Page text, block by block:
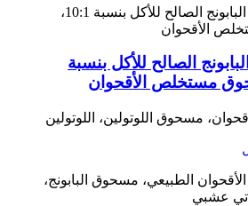
الصالح للأكل بنسبة
مسحوق اللوتولين، اللوتولين